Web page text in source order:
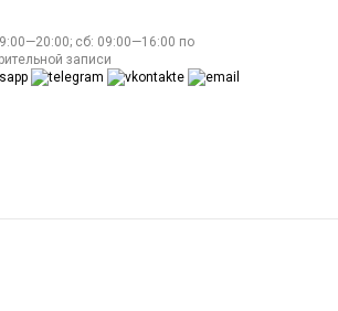
сб: 09:00—16:00 по
записи